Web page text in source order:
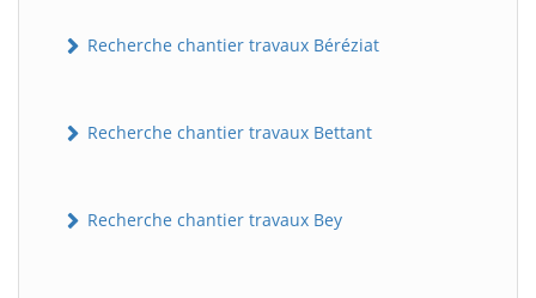
Recherche chantier travaux Béréziat
Recherche chantier travaux Bettant
Recherche chantier travaux Bey